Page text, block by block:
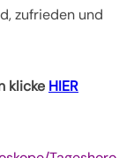
zufrieden und
klicke HIER